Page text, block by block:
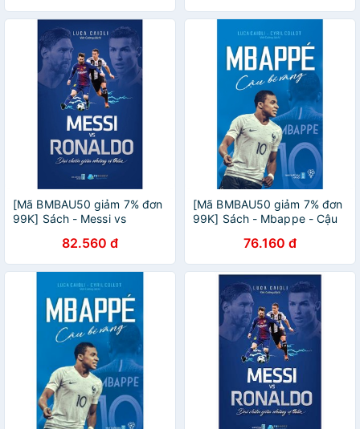
[Mã BMBAU50 giảm 7% đơn
99K] Sách - Messi vs
những vị thần - MQ-129k-
9786045536797
82.560 đ
[Mã BMBAU50 giảm 7% đơn
99K] Sách - Mbappe - Cậu
978604553643
76.160 đ